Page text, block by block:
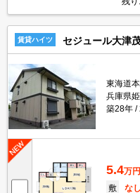
賃貸ハイツ セジュール大津
東海道
兵庫県
築28年
5.4万円
敷
なし